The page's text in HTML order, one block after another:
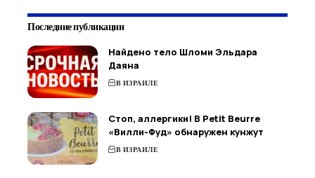
Последние публикации
Найдено тело Шломи Эльдара
Даяна
В ИЗРАИЛЕ
Стоп, аллергики! В Petit Beurre
«Вилли-Фуд» обнаружен кунжут
В ИЗРАИЛЕ